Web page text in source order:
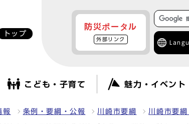
トップ
防災ポータル
外部リンク
こども・子育て 魅力・イベント
報 条例・要綱・公報 川崎市要綱 川崎市要綱